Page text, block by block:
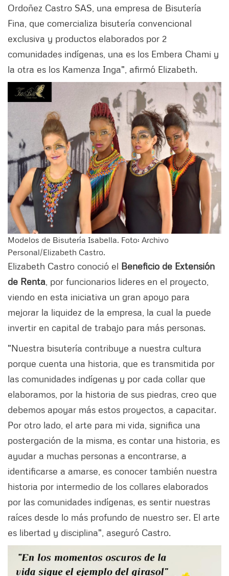
Ordoñez Castro SAS, una empresa de Bisutería
Fina, que comercializa bisutería convencional
exclusiva y productos elaborados por 2
comunidades indígenas, una es los Embera Chami y
la otra es los Kamenza Inga", afirmó Elizabeth.
Modelos de Bisutería Isabella. Foto: Archivo
Personal/Elizabeth Castro.
Elizabeth Castro conoció el Beneficio de Extensión
de Renta , por funcionarios lideres en el proyecto,
viendo en esta iniciativa un gran apoyo para
mejorar la liquidez de la empresa, la cual la puede
invertir en capital de trabajo para más personas.
"Nuestra bisutería contribuye a nuestra cultura
porque cuenta una historia, que es transmitida por
las comunidades indígenas y por cada collar que
elaboramos, por la historia de sus piedras, creo que
debemos apoyar más estos proyectos, a capacitar.
Por otro lado, el arte para mi vida, significa una
postergación de la misma, es contar una historia, es
ayudar a muchas personas a encontrarse, a
identificarse a amarse, es conocer también nuestra
historia por intermedio de los collares elaborados
por las comunidades indígenas, es sentir nuestras
raíces desde lo más profundo de nuestro ser. El arte
es libertad y disciplina", aseguró Castro.